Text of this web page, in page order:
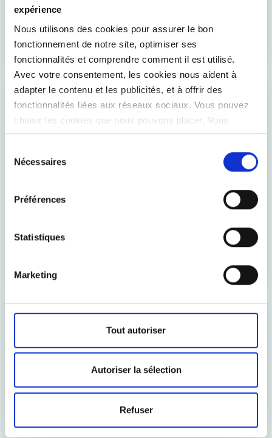
expérience
Nous utilisons des cookies pour assurer le bon
fonctionnement de notre site, optimiser ses
fonctionnalités et comprendre comment il est utilisé.
Avec votre consentement, les cookies nous aident à
adapter le contenu et les publicités, et à offrir des
fonctionnalités liées aux réseaux sociaux. Vous pouvez
choisir les cookies que nous pouvons placer. Vous
pouvez modifier vos préférences à tout moment.
Nécessaires
Préférences
Statistiques
Marketing
Tout autoriser
Autoriser la sélection
Refuser
Interview en coopération avec De Specialist du tableau
de bord Value4Health, une initiative qui vise à apporter
une valeur ajoutée aux soins de santé.
Guide pratique de la data analytics pour
Découvrez comment la data analytics aide à prendre
des décisions stratégiques plus éclairées et à exploiter
Automatisation des processus robotiques